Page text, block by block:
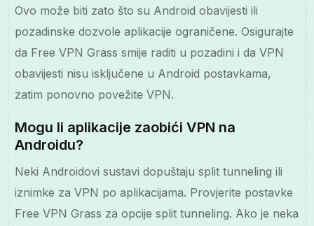
Ovo može biti zato što su Android obavijesti ili
pozadinske dozvole aplikacije ograničene. Osigurajte
da Free VPN Grass smije raditi u pozadini i da VPN
obavijesti nisu isključene u Android postavkama,
zatim ponovno povežite VPN.
Mogu li aplikacije zaobići VPN na
Androidu?
Neki Androidovi sustavi dopuštaju split tunneling ili
iznimke za VPN po aplikacijama. Provjerite postavke
Free VPN Grass za opcije split tunneling. Ako je neka